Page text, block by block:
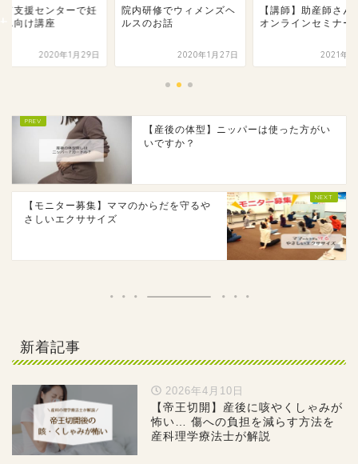
て支援センターで妊
ん向け講座
2020年1月29日
院内研修でウィメンズヘ
ルスのお話
2020年1月27日
【講師】助産師さん
オンラインセミナー
2021年8
【産後の体型】ニッパーは使った方がい
いですか？
【モニター募集】ママのからだを守るや
さしいエクササイズ
新着記事
2026年4月10日
【帝王切開】産後に咳やくしゃみが
怖い… 傷への負担を減らす方法を
産科理学療法士が解説